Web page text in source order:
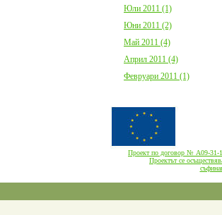
Юли 2011 (1)
Юни 2011 (2)
Май 2011 (4)
Април 2011 (4)
Февруари 2011 (1)
Проект по договор № А09-
Проектът се